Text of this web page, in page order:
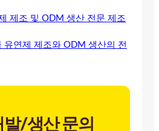
제조 및 ODM 생산 전문 제조
유연제 제조와 ODM 생산의 전
발/생산 문의